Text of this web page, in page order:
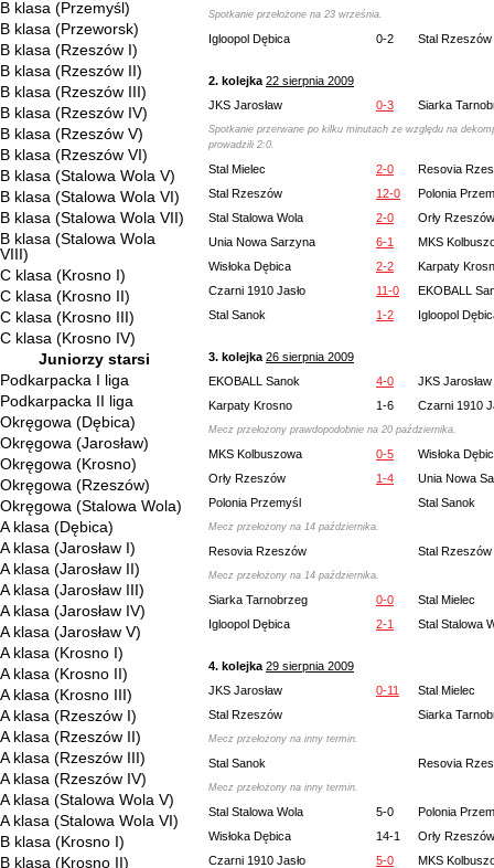
B klasa (Przemyśl)
B klasa (Przeworsk)
B klasa (Rzeszów I)
B klasa (Rzeszów II)
B klasa (Rzeszów III)
B klasa (Rzeszów IV)
B klasa (Rzeszów V)
B klasa (Rzeszów VI)
B klasa (Stalowa Wola V)
B klasa (Stalowa Wola VI)
B klasa (Stalowa Wola VII)
B klasa (Stalowa Wola
VIII)
C klasa (Krosno I)
C klasa (Krosno II)
C klasa (Krosno III)
C klasa (Krosno IV)
Juniorzy starsi
Podkarpacka I liga
Podkarpacka II liga
Okręgowa (Dębica)
Okręgowa (Jarosław)
Okręgowa (Krosno)
Okręgowa (Rzeszów)
Okręgowa (Stalowa Wola)
A klasa (Dębica)
A klasa (Jarosław I)
A klasa (Jarosław II)
A klasa (Jarosław III)
A klasa (Jarosław IV)
A klasa (Jarosław V)
A klasa (Krosno I)
A klasa (Krosno II)
A klasa (Krosno III)
A klasa (Rzeszów I)
A klasa (Rzeszów II)
A klasa (Rzeszów III)
A klasa (Rzeszów IV)
A klasa (Stalowa Wola V)
A klasa (Stalowa Wola VI)
B klasa (Krosno I)
B klasa (Krosno II)
Spotkanie przełożone na 23 września.
Igloopol Dębica 0-2 Stal Rzeszów
2. kolejka 22 sierpnia 2009
JKS Jarosław
0-3 Siarka
Spotkanie przerwane po kilku minutach ze względu na
prowadzili 2:0.
Stal Mielec 2-0
Resovia
Stal Rzeszów
12-0
Polonia
Stal Stalowa Wola
2-0
Orły Rzeszów
Unia Nowa Sarzyna
6-1
MKS
Wisłoka Dębica
2-2
Karpaty
Czarni 1910 Jasło
11-0
EKOBALL
Stal Sanok
1-2 Igloopol
3. kolejka 26 sierpnia 2009
EKOBALL Sanok
4-0
JKS Jarosław
Karpaty Krosno
1-6 Czarni 1910
Mecz przełożony prawdopodobnie na 20 października.
MKS Kolbuszowa 0-5
Wisłoka
Orły Rzeszów
1-4
Unia Nowa
Polonia Przemyśl
Stal Sanok
Mecz przełożony na 14 października.
Resovia Rzeszów Stal Rzeszów
Mecz przełożony na 14 października.
Siarka Tarnobrzeg 0-0
Stal Mielec
Igloopol Dębica
2-1 Stal Stalowa
4. kolejka 29 sierpnia 2009
JKS Jarosław
0-11
Stal Mielec
Stal Rzeszów
Siarka
Mecz przełożony na inny termin.
Stal Sanok Resovia
Mecz przełożony na inny termin.
Stal Stalowa Wola 5-0
Polonia
Wisłoka Dębica
14-1
Orły Rzeszów
Czarni 1910 Jasło
5-0
MKS